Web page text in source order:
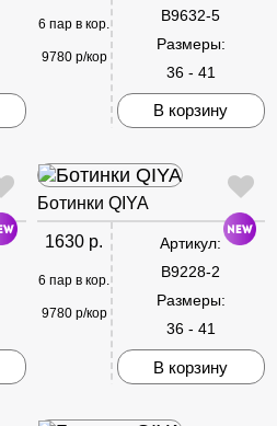
6 пар в кор.
9780 р/кор
B9632-5
Размеры:
36 - 41
В корзину
Ботинки QIYA
1630 р.
6 пар в кор.
9780 р/кор
Артикул:
B9228-2
Размеры:
36 - 41
В корзину